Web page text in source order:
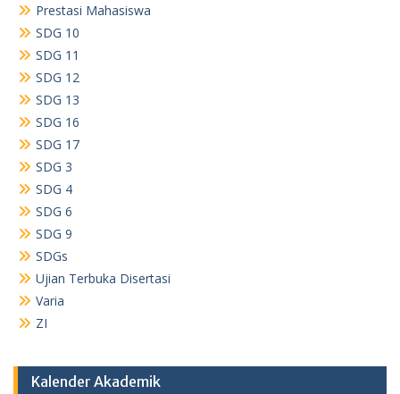
Prestasi Mahasiswa
SDG 10
SDG 11
SDG 12
SDG 13
SDG 16
SDG 17
SDG 3
SDG 4
SDG 6
SDG 9
SDGs
Ujian Terbuka Disertasi
Varia
ZI
Kalender Akademik